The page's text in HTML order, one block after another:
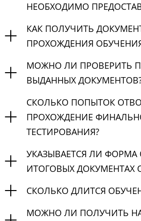
НЕОБХОДИМО
КАК ПОЛУЧИТЬ
ПРОХОЖДЕНИЯ
МОЖНО ЛИ ПРОВЕРИТЬ
ВЫДАННЫХ
СКОЛЬКО ПОПЫТОК
ПРОХОЖДЕНИЕ
ТЕСТИРОВАНИЯ?
УКАЗЫВАЕТСЯ ЛИ ФОРМА
ИТОГОВЫХ ДОКУМЕНТАХ
СКОЛЬКО ДЛИТСЯ
МОЖНО ЛИ ПОЛУЧИТЬ